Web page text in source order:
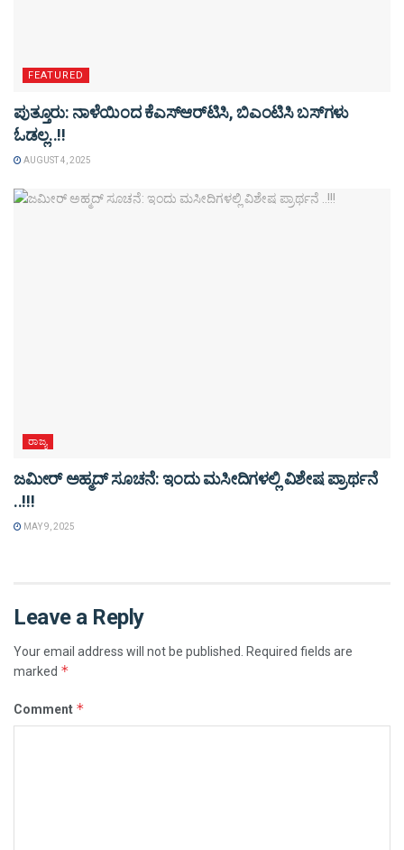
FEATURED
ಪುತ್ತೂರು: ನಾಳೆಯಿಂದ ಕೆಎಸ್​ಆರ್​ಟಿಸಿ, ಬಿಎಂಟಿಸಿ ಬಸ್​ಗಳು​
ಓಡಲ್ಲ..!!
AUGUST 4, 2025
ರಾಜ್ಯ
ಜಮೀರ್ ಅಹ್ಮದ್ ಸೂಚನೆ: ಇಂದು ಮಸೀದಿಗಳಲ್ಲಿ ವಿಶೇಷ ಪ್ರಾರ್ಥನೆ
..!!!
MAY 9, 2025
Leave a Reply
Your email address will not be published. Required fields are
marked *
Comment *